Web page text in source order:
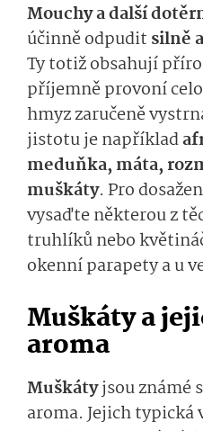
Mouchy a další
účinně odpudit silně
Ty totiž obsahují
příjemně provoní
hmyz zaručeně
jistotu je například
meduňka, máta,
muškáty. Pro
vysaďte některou z
truhlíků nebo
okenní parapety a u
Muškáty a
aroma
Muškátyjsou známé
aroma. Jejich typická